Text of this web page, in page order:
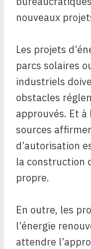
nouveaux
Les projets
parcs solaires
industriels
obstacles
approuvés. Et
sources
d’autorisation
la construction
propre.
En outre, les
l’énergie
attendre